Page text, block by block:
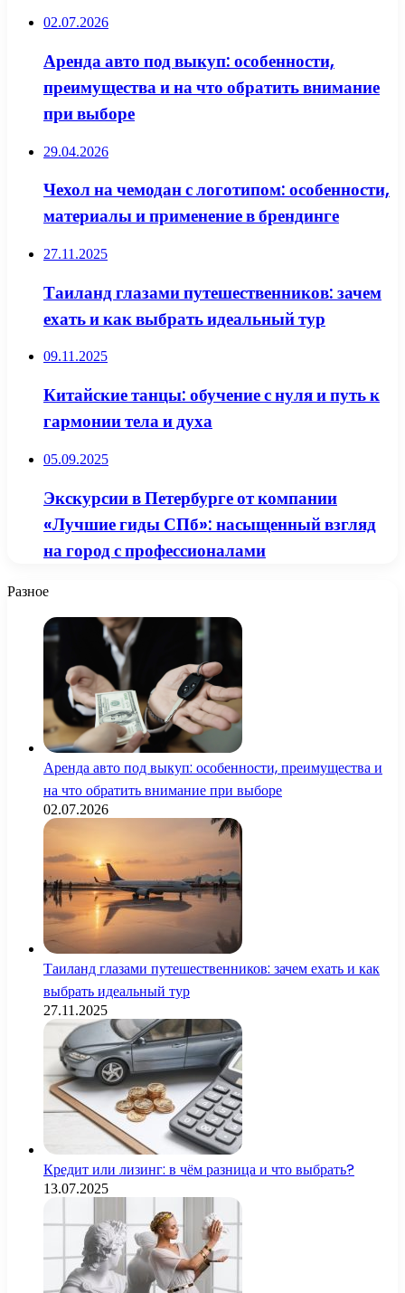
02.07.2026
Аренда авто под выкуп: особенности,
преимущества и на что обратить внимание
при выборе
29.04.2026
Чехол на чемодан с логотипом: особенности,
материалы и применение в брендинге
27.11.2025
Таиланд глазами путешественников: зачем
ехать и как выбрать идеальный тур
09.11.2025
Китайские танцы: обучение с нуля и путь к
гармонии тела и духа
05.09.2025
Экскурсии в Петербурге от компании
«Лучшие гиды СПб»: насыщенный взгляд
на город с профессионалами
Разное
Аренда авто под выкуп: особенности, преимущества и
на что обратить внимание при выборе
02.07.2026
Таиланд глазами путешественников: зачем ехать и как
выбрать идеальный тур
27.11.2025
Кредит или лизинг: в чём разница и что выбрать?
13.07.2025